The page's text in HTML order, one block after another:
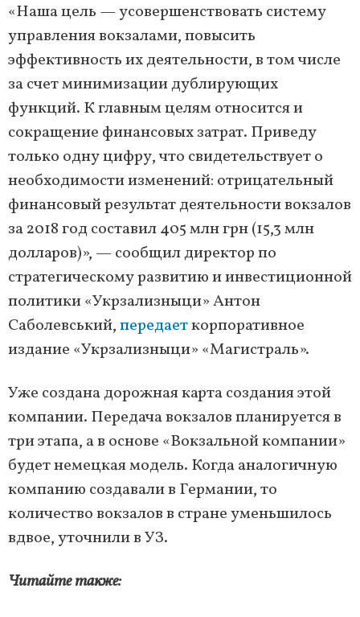
«Наша цель — усовершенствовать систему
управления вокзалами, повысить
эффективность их деятельности, в том числе
за счет минимизации дублирующих
функций. К главным целям относится и
сокращение финансовых затрат. Приведу
только одну цифру, что свидетельствует о
необходимости изменений: отрицательный
финансовый результат деятельности вокзалов
за 2018 год составил 405 млн грн (15,3 млн
долларов)», — сообщил директор по
стратегическому развитию и инвестиционной
политики «Укрзализныци» Антон
Саболевський,передаеткорпоративное
издание «Укрзализныци» «Магистраль».
Уже создана дорожная карта создания этой
компании. Передача вокзалов планируется в
три этапа, а в основе «Вокзальной компании»
будет немецкая модель. Когда аналогичную
компанию создавали в Германии, то
количество вокзалов в стране уменьшилось
вдвое, уточнили в УЗ.
Читайте также: